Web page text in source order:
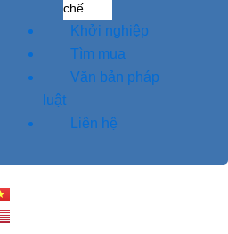
chế
Khởi nghiệp
Tìm mua
Văn bản pháp
luật
Liên hệ